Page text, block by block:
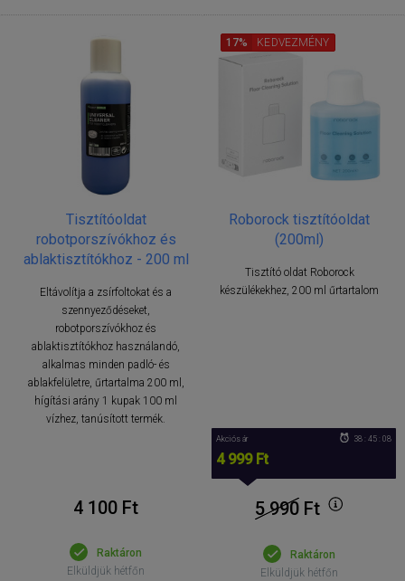
Tisztítóoldat
robotporszívókhoz és
ablaktisztítókhoz - 200 ml
Eltávolítja a zsírfoltokat és a
szennyeződéseket,
robotporszívókhoz és
ablaktisztítókhoz használandó,
alkalmas minden padló- és
ablakfelületre, űrtartalma 200 ml,
hígítási arány 1 kupak 100 ml
vízhez, tanúsított termék.
4 100 Ft
Raktáron
Elküldjük hétfőn
Roborock tisztítóoldat
(200ml)
Tisztító oldat Roborock
készülékekhez, 200 ml űrtartalom
17% KEDVEZMÉNY
Akciós ár
4 999 Ft
38 : 45 : 08
5 990 Ft
Raktáron
Elküldjük hétfőn